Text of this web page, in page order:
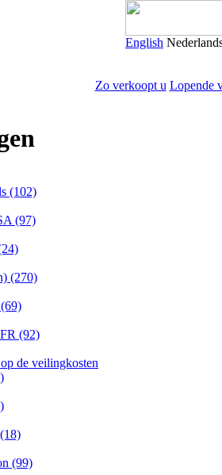
English
Zo verkoopt u Lopende
(102)
(97)
(270)
(92)
de veilingkosten
(99)